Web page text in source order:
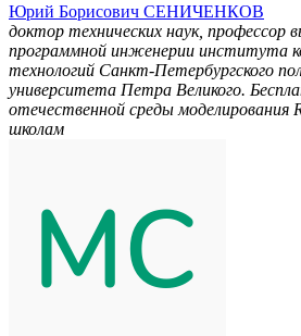
Юрий Борисович СЕНИЧЕНКОВ
доктор технических наук, профессор
программной инженерии института
технологий Санкт-Петербургского
университета Петра Великого.
отечественной среды моделирования
школам